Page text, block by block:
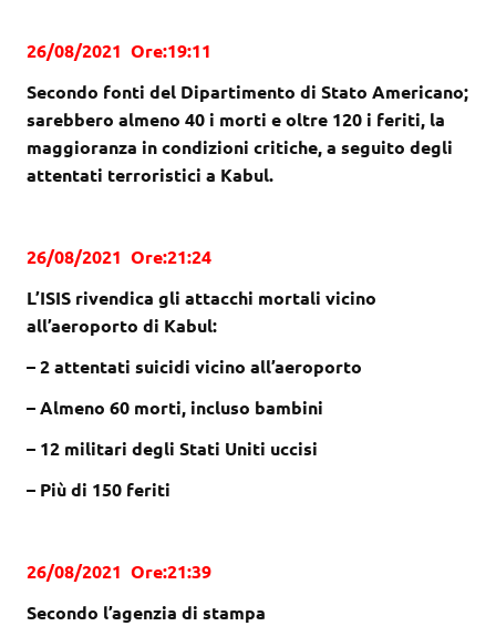
26/08/2021 Ore:19:11
Secondo fonti del Dipartimento di Stato Americano;
sarebbero almeno 40 i morti e oltre 120 i feriti, la
maggioranza in condizioni critiche, a seguito degli
attentati terroristici a Kabul.
26/08/2021 Ore:21:24
L’ISIS rivendica gli attacchi mortali vicino
all’aeroporto di Kabul:
– 2 attentati suicidi vicino all’aeroporto
– Almeno 60 morti, incluso bambini
– 12 militari degli Stati Uniti uccisi
– Più di 150 feriti
26/08/2021 Ore:21:39
Secondo l’agenzia di stampa